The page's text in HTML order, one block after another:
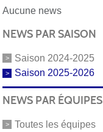
Aucune news
NEWS PAR SAISON
Saison 2024-2025
Saison 2025-2026
NEWS PAR ÉQUIPES
Toutes les équipes